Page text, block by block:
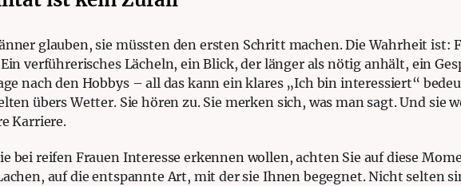
glauben, sie müssten den ersten Schritt machen. Die Wahrheit
verführerisches Lächeln, ein Blick, der länger als nötig anhält, ein
nach den Hobbys – all das kann ein klares „Ich bin interessiert“
übers Wetter. Sie hören zu. Sie merken sich, was man sagt. Und sie
Karriere.
bei reifen Frauen Interesse erkennen wollen, achten Sie auf diese
auf die entspannte Art, mit der sie Ihnen begegnet. Nicht selten